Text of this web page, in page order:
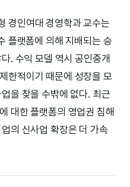
경인여대 경영학과 교수는
플랫폼에 의해 지배되는 승
. 수익 모델 역시 공인중개
한적이기 때문에 성장을 모
을 찾을 수밖에 없다. 최근
대한 플랫폼의 영업권 침해
의 신사업 확장은 더 가속